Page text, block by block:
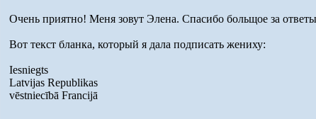
Очень приятно! Меня зовут Элена. Спасибо больщое за
Вот текст бланка, который я дала подписать жениху:
Iesniegts
Latvijas Republikas
vēstniecībā Francijā